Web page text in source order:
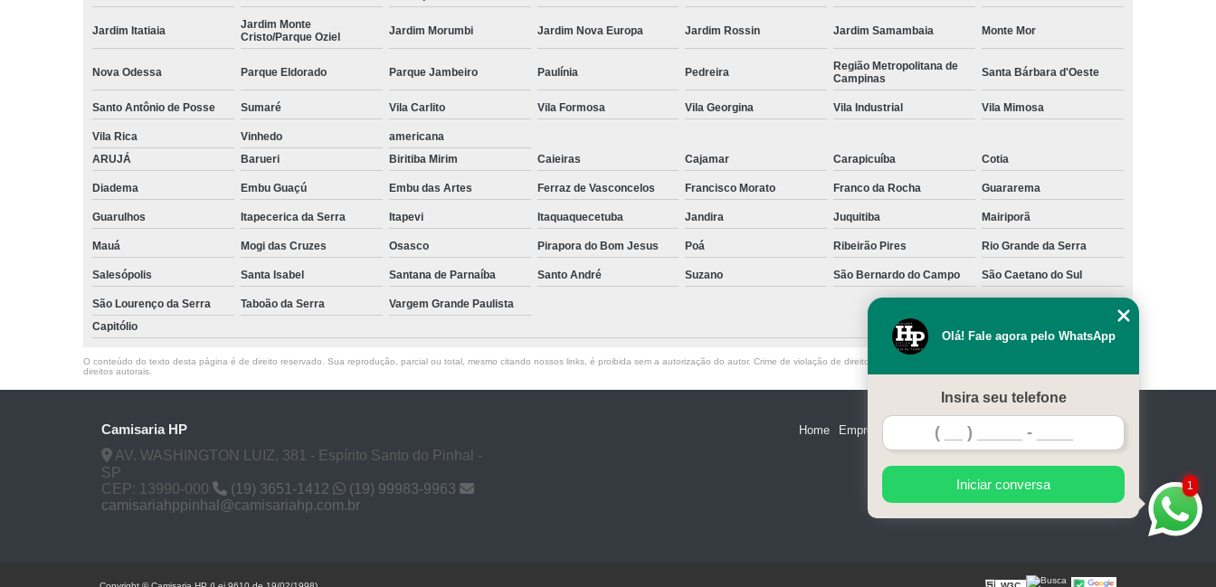
Jardim Itatiaia
Jardim Monte
Cristo/Parque Oziel
Jardim Morumbi Jardim Nova Europa Jardim Rossin Jardim Samambaia Monte Mor
Nova Odessa Parque Eldorado Parque Jambeiro Paulínia Pedreira
Região Metropolitana de
Campinas
Santa Bárbara d'Oeste
Santo Antônio de Posse Sumaré Vila Carlito Vila Formosa Vila Georgina Vila Industrial Vila Mimosa
Vila Rica Vinhedo
americana
ARUJÁ
Barueri Biritiba Mirim Caieiras Cajamar Carapicuíba Cotia
Diadema Embu Guaçú Embu das Artes Ferraz de Vasconcelos Francisco Morato Franco da Rocha Guararema
Guarulhos Itapecerica da Serra Itapevi Itaquaquecetuba Jandira Juquitiba Mairiporã
Mauá Mogi das Cruzes Osasco Pirapora do Bom Jesus Poá Ribeirão Pires Rio Grande da Serra
Salesópolis Santa Isabel Santana de Parnaíba Santo André Suzano São Bernardo do Campo São Caetano do Sul
São Lourenço da Serra Taboão da Serra
Vargem Grande Paulista
Capitólio
O conteúdo do texto desta página é de direito reservado. Sua reprodução, parcial ou total, mesmo citando nossos links, é proibida sem a autorização do autor. Crime de violação de direito autoral – artigo 184 do Código Penal –
direitos autorais
Camisaria HP
AV. WASHINGTON LUIZ, 381 - Espírito Santo do Pinhal -
SP
CEP: 13990-000
(19) 3651-1412
(19) 99983-9963
camisariahppinhal@camisariahp.com.br
Home Empresa Serviços Contato
1
Olá! Fale agora pelo WhatsApp
Insira seu telefone
Iniciar conversa